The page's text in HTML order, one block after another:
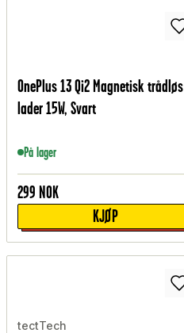
OnePlus 13 Qi2 Magnetisk trådløs
lader 15W, Svart
På lager
299 NOK
KJØP
tectTech